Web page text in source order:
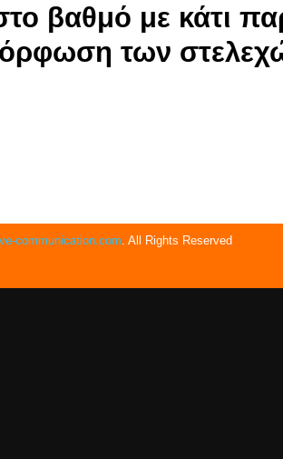
βαθμό με κάτι
των
communication.com. All Rights Reserved